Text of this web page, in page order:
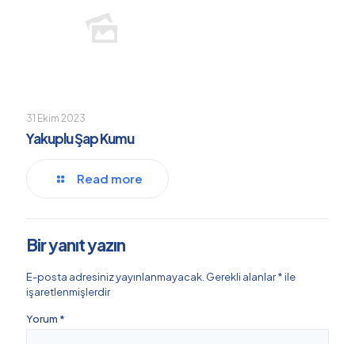
31 Ekim 2023
Yakuplu Şap Kumu
Read more
Bir yanıt yazın
E-posta adresiniz yayınlanmayacak. Gerekli alanlar*ile
işaretlenmişlerdir
Yorum *